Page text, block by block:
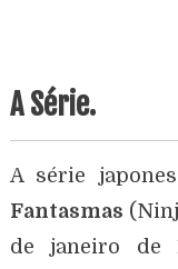
A Série.
A série
Fantasmas
de janeiro de